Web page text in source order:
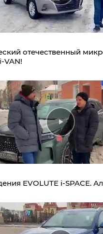
отечественный
EVOLUTE i‑SPACE.